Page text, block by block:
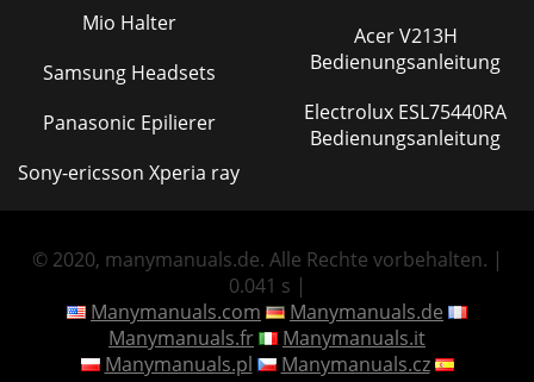
Mio Halter
Samsung Headsets
Panasonic Epilierer
Sony-ericsson Xperia ray
Acer V213H
Bedienungsanleitung
Electrolux ESL75440RA
Bedienungsanleitung
© 2020, manymanuals.de. Alle Rechte vorbehalten. |
0.041 s |
Manymanuals.com
Manymanuals.de
Manymanuals.fr
Manymanuals.it
Manymanuals.pl
Manymanuals.cz